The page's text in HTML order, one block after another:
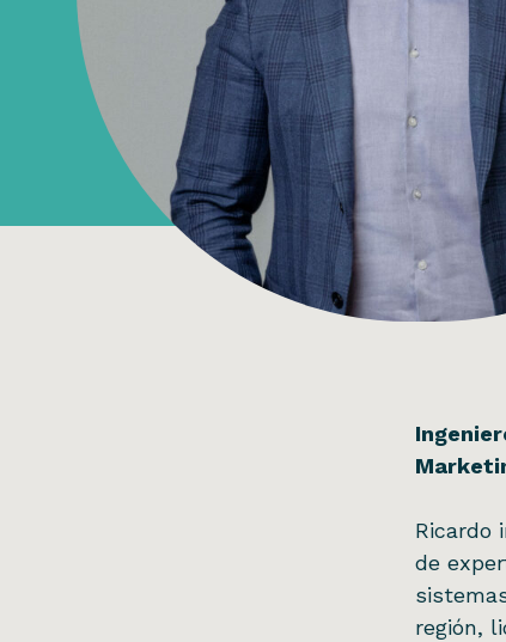
Ricardo
de
región,